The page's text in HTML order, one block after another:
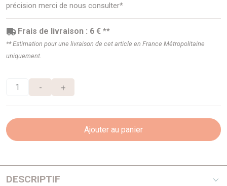
précision merci de nous consulter*
Frais de livraison : 6 € **
** Estimation pour une livraison de cet article en France Métropolitaine
uniquement.
- +
Ajouter au panier
DESCRIPTIF